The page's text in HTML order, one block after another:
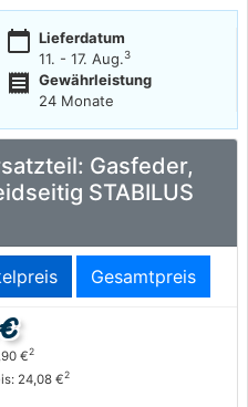
calendar_today Lieferdatum
11. - 17. Aug.3
receipt
Gewährleistung
24 Monate
Gasfeder,
STABILUS
Gesamtpreis
€2
24,08 €2